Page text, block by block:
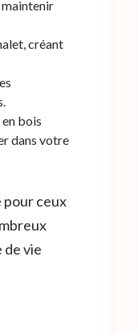
créant
bois
dans votre
pour ceux
de vie